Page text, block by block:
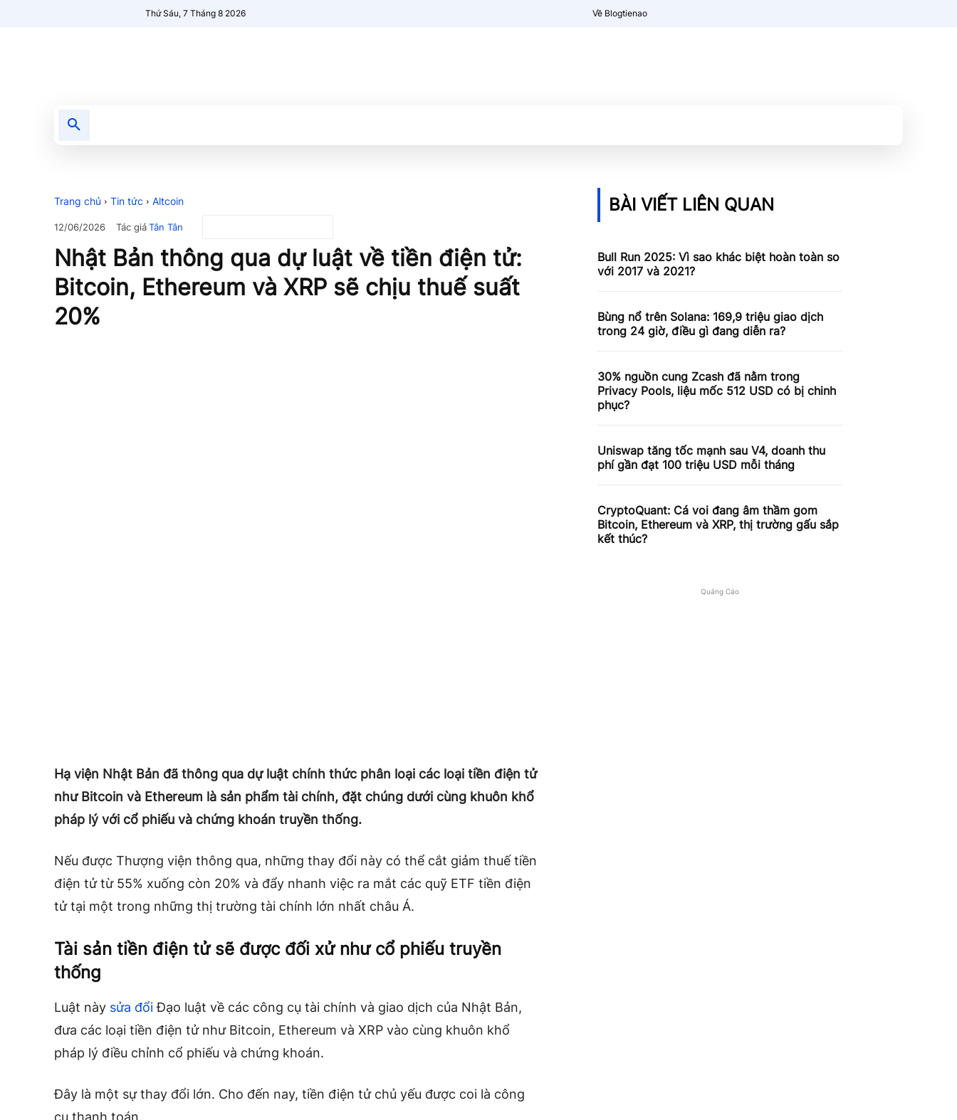
Thứ Sáu, 7 Tháng 8 2026 Về Blogtienao
Trang chủ Tin tức Altcoin
12/06/2026 Tác giảTân Tân
Nhật Bản thông qua dự luật về tiền điện tử:
Bitcoin, Ethereum và XRP sẽ chịu thuế suất
20%
Hạ viện Nhật Bản đã thông qua dự luật chính thức phân loại các loại tiền điện tử
như Bitcoin và Ethereum là sản phẩm tài chính, đặt chúng dưới cùng khuôn khổ
pháp lý với cổ phiếu và chứng khoán truyền thống.
Nếu được Thượng viện thông qua, những thay đổi này có thể cắt giảm thuế tiền
điện tử từ 55% xuống còn 20% và đẩy nhanh việc ra mắt các quỹ ETF tiền điện
tử tại một trong những thị trường tài chính lớn nhất châu Á.
Tài sản tiền điện tử sẽ được đối xử như cổ phiếu truyền
thống
Luật này sửa đổiĐạo luật về các công cụ tài chính và giao dịch của Nhật Bản,
đưa các loại tiền điện tử như Bitcoin, Ethereum và XRP vào cùng khuôn khổ
pháp lý điều chỉnh cổ phiếu và chứng khoán.
Đây là một sự thay đổi lớn. Cho đến nay, tiền điện tử chủ yếu được coi là công
cụ thanh toán.
BÀI VIẾT LIÊN QUAN
Bull Run 2025: Vì sao khác biệt hoàn toàn so
với 2017 và 2021?
Bùng nổ trên Solana: 169,9 triệu giao dịch
trong 24 giờ, điều gì đang diễn ra?
30% nguồn cung Zcash đã nằm trong
Privacy Pools, liệu mốc 512 USD có bị chinh
phục?
Uniswap tăng tốc mạnh sau V4, doanh thu
phí gần đạt 100 triệu USD mỗi tháng
CryptoQuant: Cá voi đang âm thầm gom
Bitcoin, Ethereum và XRP, thị trường gấu sắp
kết thúc?
Quảng Cáo